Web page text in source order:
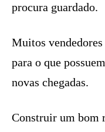
procura guardado.
Muitos
para o que
novas chegadas.
Construir um bom